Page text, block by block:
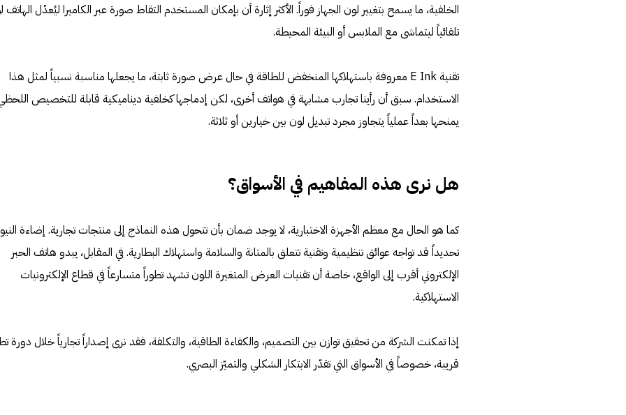
الخلفية، ما يسمح بتغيير لون الجهاز فوراً. الأكثر إثارة أن بإمكان المستخدم التقاط صورة عبر الكاميرا ليُعدّل الهاتف
تلقائياً ليتماشى مع الملابس أو البيئة المحيطة.
تقنية E Ink معروفة باستهلاكها المنخفض للطاقة في حال عرض صورة ثابتة، ما يجعلها مناسبة نسبياً لمثل هذا
الاستخدام. سبق أن رأينا تجارب مشابهة في هواتف أخرى، لكن إدماجها كخلفية ديناميكية قابلة للتخصيص
يمنحها بعداً عملياً يتجاوز مجرد تبديل لون بين خيارين أو ثلاثة.
هل نرى هذه المفاهيم في الأسواق؟
كما هو الحال مع معظم الأجهزة الاختبارية، لا يوجد ضمان بأن تتحول هذه النماذج إلى منتجات تجارية. إضاءة
تحديداً قد تواجه عوائق تنظيمية وتقنية تتعلق بالمتانة والسلامة واستهلاك البطارية. في المقابل، يبدو هاتف الحبر
الإلكتروني أقرب إلى الواقع، خاصة أن تقنيات العرض المتغيرة اللون تشهد تطوراً متسارعاً في قطاع الإلكترونيات
الاستهلاكية.
إذا تمكنت الشركة من تحقيق توازن بين التصميم، والكفاءة الطاقية، والتكلفة، فقد نرى إصداراً تجارياً خلال دورة
قريبة، خصوصاً في الأسواق التي تقدّر الابتكار الشكلي والتميّز البصري.